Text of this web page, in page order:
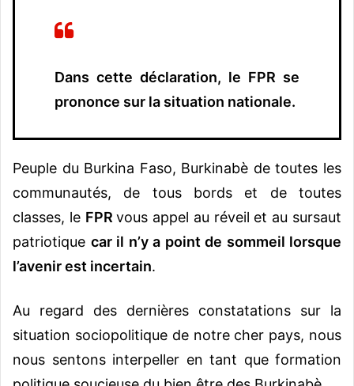
Dans cette déclaration, le FPR se
prononce sur la situation nationale.
Peuple du Burkina Faso, Burkinabè de toutes les
communautés, de tous bords et de toutes
classes, le FPRvous appel au réveil et au sursaut
patriotique car il n’y a point de sommeil lorsque
l’avenir est incertain.
Au regard des dernières constatations sur la
situation sociopolitique de notre cher pays, nous
nous sentons interpeller en tant que formation